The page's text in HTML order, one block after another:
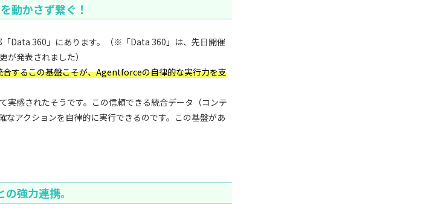
動かさず繋ぐ！
Data 360」にあります。（※「Data 360」は、先日開催
発表されました）
するこの基盤こそが、Agentforceの自律的な実行力を支
感されたそうです。この信頼できる統合データ（コンテ
アクションを自律的に実行できるのです。この基盤があ
強力連携。